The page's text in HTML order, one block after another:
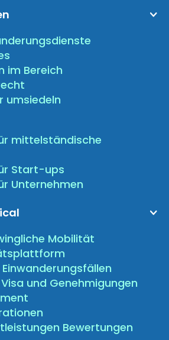
im Bereich
umsiedeln
mittelständische
Start-ups
Unternehmen
Mobilität
und Genehmigungen
Bewertungen